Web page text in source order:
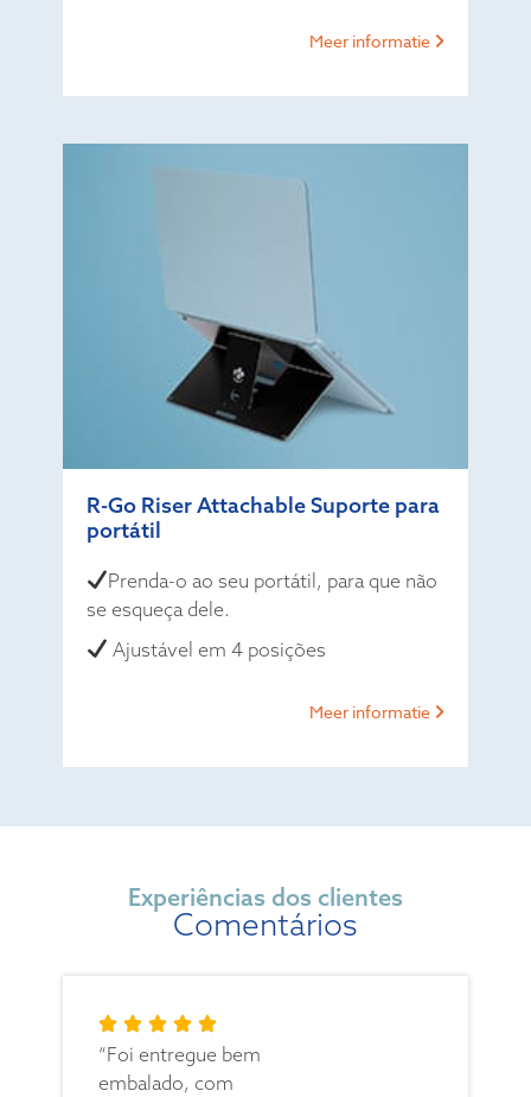
Meer informatie
R-Go Riser Attachable Suporte para
portátil
Prenda-o ao seu portátil, para que não
se esqueça dele.
Ajustável em 4 posições
Meer informatie
Experiências dos clientes
Comentários
“Foi entregue bem
embalado, com